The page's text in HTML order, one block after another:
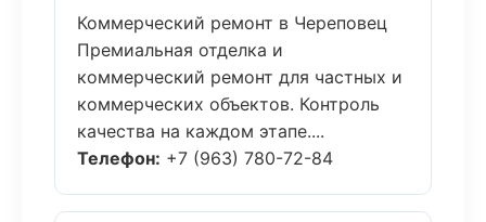
Коммерческий ремонт в Череповец
Премиальная отделка и
коммерческий ремонт для частных и
коммерческих объектов. Контроль
качества на каждом этапе....
Телефон: +7 (963) 780-72-84